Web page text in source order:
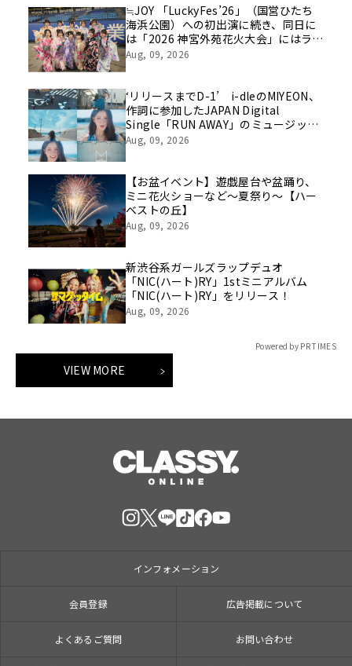
像を公開！
≒JOY 「LuckyFes’26」（国営ひたち
海浜公園）への初出演に続き、同日に
は「2026 神宮外苑花火大会」にはライ
ブ出演！浴衣に着替えたメンバーの写
Aug, 09, 2026
‘リリースまでD-1’ i-dleのMIYEON、
作詞に参加したJAPAN Digital
Single「RUN AWAY」のミュージック
ビデオティザーを初公開
Aug, 09, 2026
【お盆イベント】遊戯屋台や盆踊り、
ミニ花火ショーなど～夏祭り～【ハー
ベストの丘】
Aug, 09, 2026
新渋谷系ガールズラップデュオ
「NIC(ハート)RY」1stミニアルバム
「NIC(ハート)RY」をリリース！
Aug, 09, 2026
Powered by PR TIMES
VIEW MORE
インフォメーション
会員登録 広告掲載について
よくあるご質問 お問い合わせ